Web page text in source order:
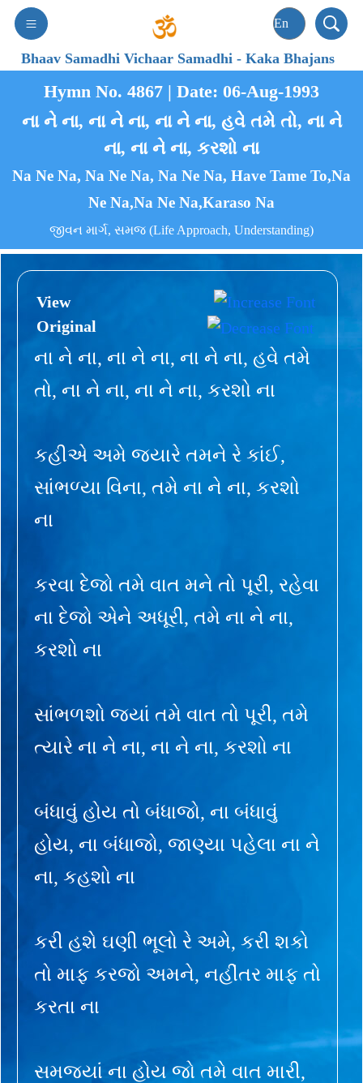
Bhaav Samadhi Vichaar Samadhi-Kaka Bhajans
Hymn No. 4867 | Date: 06-Aug-1993
ના ને ના, ના ને ના, ના ને ના, હવે તમે તો, ના ને
ના, ના ને ના, કરશો ના
Na Ne Na, Na Ne Na, Na Ne Na, Have Tame To,Na
Ne Na,Na Ne Na,Karaso Na
જીવન માર્ગ, સમજ (Life Approach, Understanding)
View
Original
ના ને ના, ના ને ના, ના ને ના, હવે તમે
તો, ના ને ના, ના ને ના, કરશો ના
કહીએ અમે જ્યારે તમને રે કાંઈ,
સાંભળ્યા વિના, તમે ના ને ના, કરશો
ના
કરવા દેજો તમે વાત મને તો પૂરી, રહેવા
ના દેજો એને અધૂરી, તમે ના ને ના,
કરશો ના
સાંભળશો જ્યાં તમે વાત તો પૂરી, તમે
ત્યારે ના ને ના, ના ને ના, કરશો ના
બંધાવું હોય તો બંધાજો, ના બંધાવું
હોય, ના બંધાજો, જાણ્યા પહેલા ના ને
ના, કહશો ના
કરી હશે ઘણી ભૂલો રે અમે, કરી શકો
તો માફ કરજો અમને, નહીંતર માફ તો
કરતા ના
સમજ્યાં ના હોય જો તમે વાત મારી,